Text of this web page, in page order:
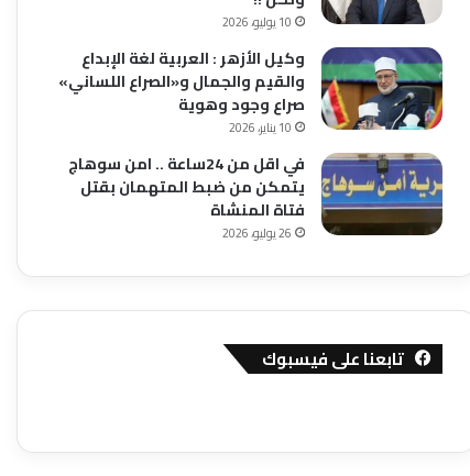
10 يوليو، 2026
وكيل الأزهر : العربية لغة الإبداع
والقيم والجمال و«الصراع اللساني»
صراع وجود وهوية
10 يناير، 2026
في اقل من 24ساعة .. امن سوهاج
يتمكن من ضبط المتهمان بقتل
فتاة المنشاة
26 يوليو، 2026
تابعنا على فيسبوك